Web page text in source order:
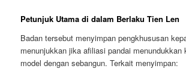
Petunjuk Utama di dalam Berlaku Tien Len
Badan tersebut menyimpan pengkhususan
menunjukkan jika afiliasi pandai menundukkan
model dengan sebangun. Terkait menyimpan: